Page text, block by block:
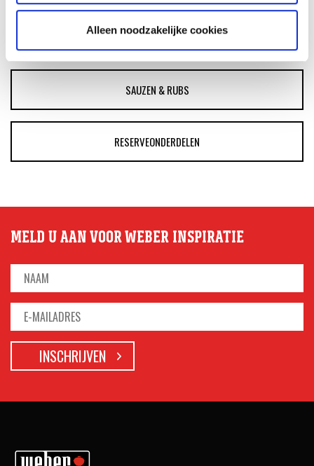
Alleen noodzakelijke cookies
ACCESSOIRES
SAUZEN & RUBS
RESERVEONDERDELEN
MELD U AAN VOOR WEBER INSPIRATIE